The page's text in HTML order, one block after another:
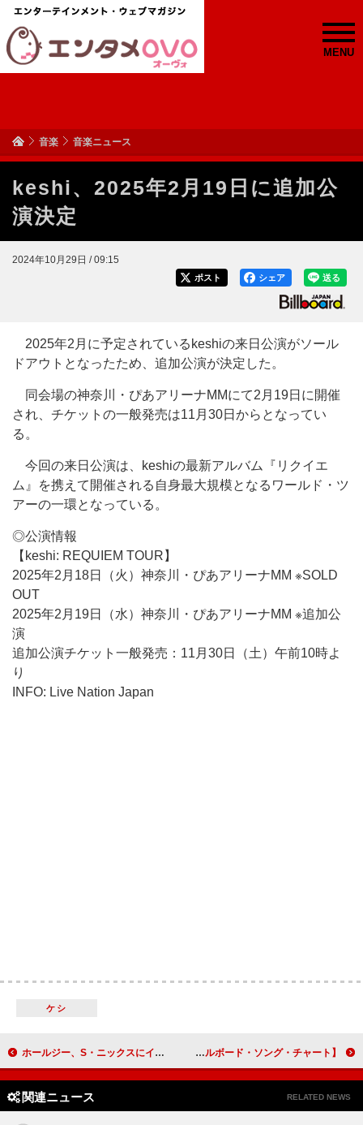
MENU
音楽 音楽ニュース
keshi、2025年2月19日に追加公
演決定
2024年10月29日 / 09:15
送る
シェア
ポスト
2025年2月に予定されているkeshiの来日公演がソール
ドアウトとなったため、追加公演が決定した。
同会場の神奈川・ぴあアリーナMMにて2月19日に開催
され、チケットの一般発売は11月30日からとなってい
る。
今回の来日公演は、keshiの最新アルバム『リクイエ
ム』を携えて開催される自身最大規模となるワールド・ツ
アーの一環となっている。
◎公演情報
【keshi: REQUIEM TOUR】
2025年2月18日（火）神奈川・ぴあアリーナMM ※SOLD
OUT
2025年2月19日（水）神奈川・ぴあアリーナMM ※追加公
演
追加公演チケット一般発売：11月30日（土）午前10時よ
り
INFO: Live Nation Japan
ケシ
ホールジー、S・ニックスにインスパイアされた「パニック・アタック」のパフォーマンス映像公開 【米ビルボード・ソング・チャート】 モーガン・ウォレン「ラヴ・サムバディ」首位デビュー、ロゼ＆ブルーノ・マーズ初登場8位
関連ニュース RELATED NEWS